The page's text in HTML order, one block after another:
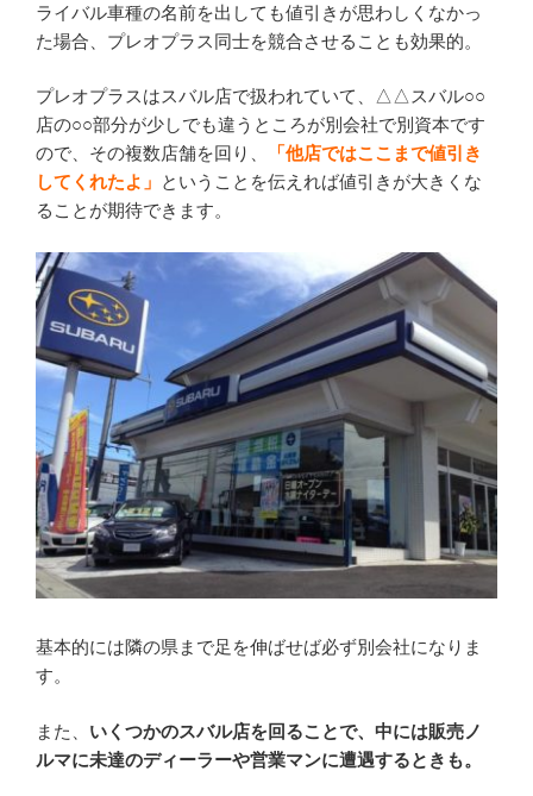
ライバル車種の名前を出しても値引きが思わしくなかっ
た場合、プレオプラス同士を競合させることも効果的。
プレオプラスはスバル店で扱われていて、△△スバル○○
店の○○部分が少しでも違うところが別会社で別資本です
ので、その複数店舗を回り、
「他店ではここまで値引き
してくれたよ」 ということを伝えれば値引きが大きくな
ることが期待できます。
基本的には隣の県まで足を伸ばせば必ず別会社になりま
す。
また、 いくつかのスバル店を回ることで、中には販売ノ
ルマに未達のディーラーや営業マンに遭遇するときも。